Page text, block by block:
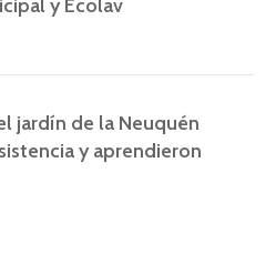
y Ecolav
jardín de la Neuquén
y aprendieron